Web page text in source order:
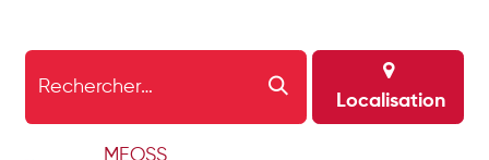
Localisation